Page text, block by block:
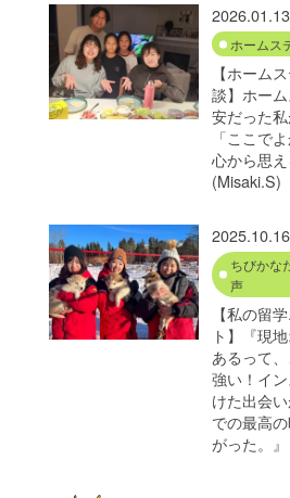
2026.01.13
ホームス
【ホーム
談】ホー
安だった
「ここで
心から思
(Misaki.S)
2025.10.16
ちびかな
声
【私の留
ト】『現
あるって
強い！イ
けた出会
での最高
がった。